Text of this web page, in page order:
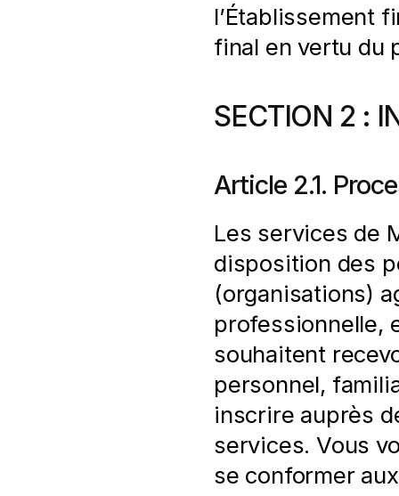
l’Établissement
final en vertu du
SECTION 2 :
Article 2.1.
Les services de
disposition des
(organisations)
professionnelle,
souhaitent
personnel,
inscrire auprès
services. Vous
se conformer